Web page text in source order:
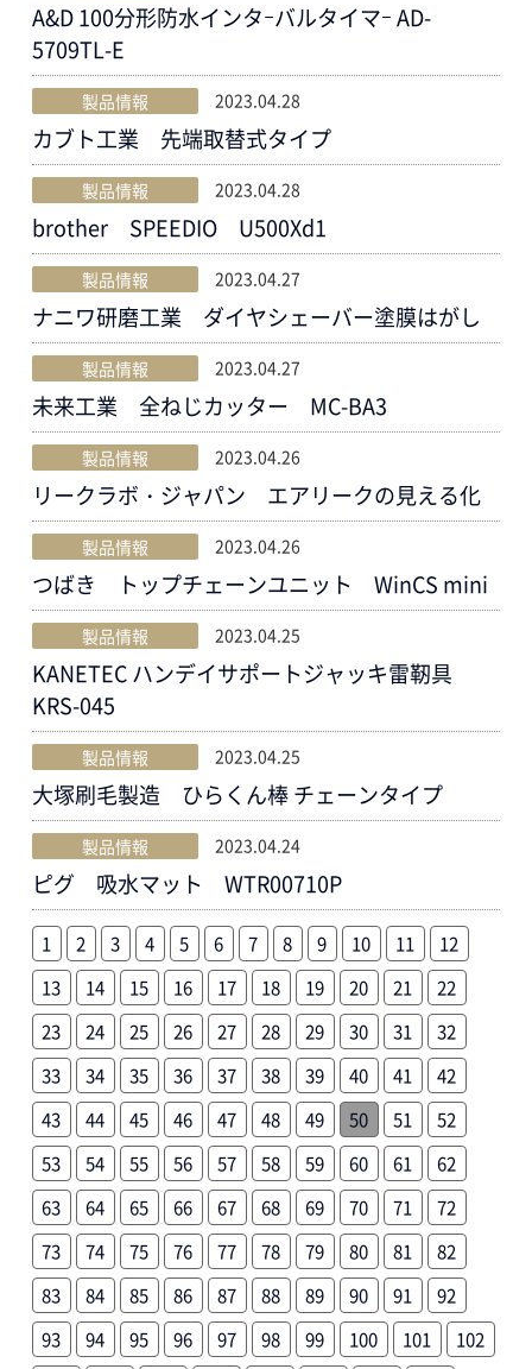
A&D 100分形防水インタｰバルタイマｰ AD-
5709TL-E
製品情報 2023.04.28
カブト工業 先端取替式タイプ
製品情報 2023.04.28
brother SPEEDIO U500Xd1
製品情報 2023.04.27
ナニワ研磨工業 ダイヤシェーバー塗膜はがし
製品情報 2023.04.27
未来工業 全ねじカッター MC-BA3
製品情報 2023.04.26
リークラボ・ジャパン エアリークの見える化
製品情報 2023.04.26
つばき トップチェーンユニット WinCS mini
製品情報 2023.04.25
KANETEC ハンデイサポートジャッキ雷靭具
KRS-045
製品情報 2023.04.25
大塚刷毛製造 ひらくん棒 チェーンタイプ
製品情報 2023.04.24
ピグ 吸水マット WTR00710P
1 2 3 4 5 6 7 8 9 10 11
12
13
14 15 16 17 18 19 20 21
22
23
24 25 26 27 28 29 30 31
32
33
34 35 36 37 38 39 40 41
42
43
44 45 46 47 48 49 50 51
52
53
54 55 56 57 58 59 60 61
62
63
64 65 66 67 68 69 70 71
72
73
74 75 76 77 78 79 80 81
82
83
84 85 86 87 88 89 90 91
92
93
94 95 96 97 98 99 100 101
102